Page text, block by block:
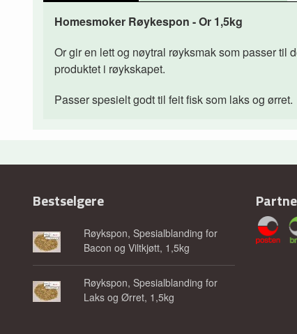
Homesmoker Røykespon - Or 1,5kg
Or gir en lett og nøytral røyksmak som passer til
produktet i røykskapet.
Passer spesielt godt til feit fisk som laks og ørret.
Bestselgere
Røykspon, Spesialblanding for
Bacon og Viltkjøtt, 1,5kg
Røykspon, Spesialblanding for
Laks og Ørret, 1,5kg